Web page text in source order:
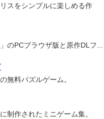
スをシンプルに楽しめる作
のPCブラウザ版と原作DLフ...
無料パズルゲーム。
制作されたミニゲーム集。